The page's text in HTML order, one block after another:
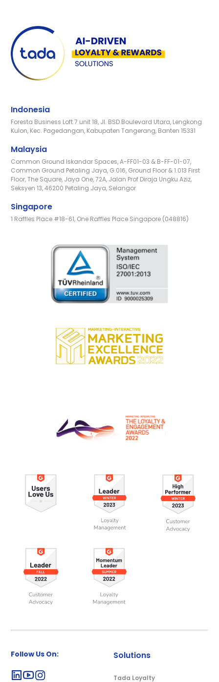
Indonesia
Foresta Business Loft 7 unit 18, Jl. BSD Boulevard Utara, Lengkong
Kulon, Kec. Pagedangan, Kabupaten Tangerang, Banten 15331
Malaysia
Common Ground Iskandar Spaces, A-FF01-03 & B-FF-01-07,
Common Ground Petaling Jaya, G.016, Ground Floor & 1.013 First
Floor, The Square, Jaya One, 72A, Jalan Prof Diraja Ungku Aziz,
Seksyen 13, 46200 Petaling Jaya, Selangor
Singapore
1 Raffles Place #18-61, One Raffles Place Singapore (048816)
Follow Us On: Solutions
Tada Loyalty